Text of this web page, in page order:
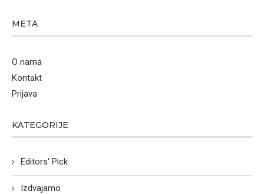
META
O nama
Kontakt
Prijava
KATEGORIJE
Editors' Pick
Izdvajamo